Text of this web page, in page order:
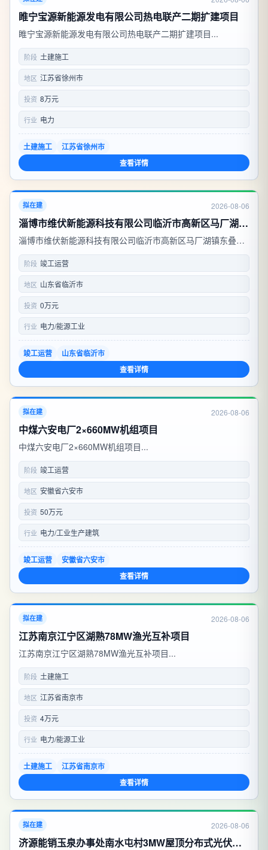
睢宁宝源新能源发电有限公司热电联产二期扩建项目
睢宁宝源新能源发电有限公司热电联产二期扩建项目...
阶段 土建施工
地区 江苏省徐州市
投资 8万元
行业 电力
土建施工
江苏省徐州市
查看详情
拟在建 2026-08-06
淄博市维伏新能源科技有限公司临沂市高新区马厂湖镇东叠庄村5000KW分布式光伏发电项目
淄博市维伏新能源科技有限公司临沂市高新区马厂湖镇东叠庄
村5000KW分布式光伏发电项目...
阶段 竣工运营
地区 山东省临沂市
投资 0万元
行业 电力/能源工业
竣工运营
山东省临沂市
查看详情
拟在建 2026-08-06
中煤六安电厂2×660MW机组项目
中煤六安电厂2×660MW机组项目...
阶段 竣工运营
地区 安徽省六安市
投资 50万元
行业 电力/工业生产建筑
竣工运营
安徽省六安市
查看详情
拟在建 2026-08-06
江苏南京江宁区湖熟78MW渔光互补项目
江苏南京江宁区湖熟78MW渔光互补项目...
阶段 土建施工
地区 江苏省南京市
投资 4万元
行业 电力/能源工业
土建施工
江苏省南京市
查看详情
拟在建 2026-08-06
济源能销玉泉办事处南水屯村3MW屋顶分布式光伏电站项目